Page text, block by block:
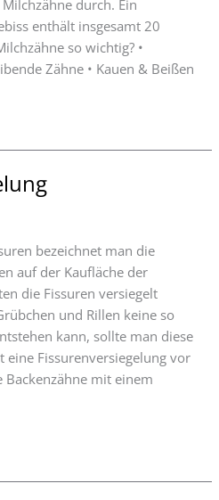
durch. Ein
enthält insgesamt 20
so wichtig? •
Zähne • Kauen & Beißen
bezeichnet man die
auf der Kaufläche der
die Fissuren versiegelt
und Rillen keine so
kann, sollte man diese
eine Fissurenversiegelung vor
Backenzähne mit einem